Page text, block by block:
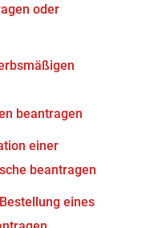
oder
beantragen
einer
beantragen
eines